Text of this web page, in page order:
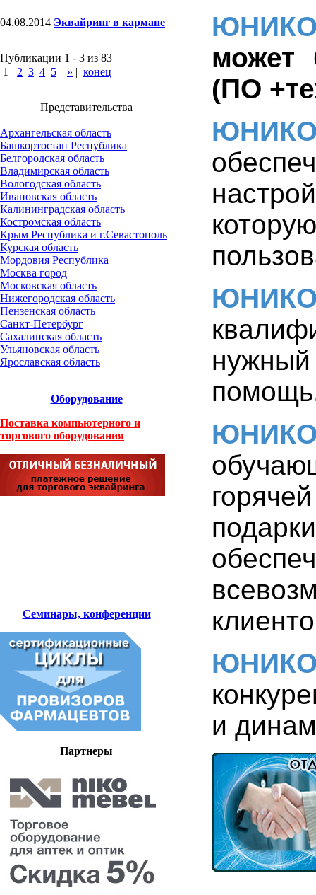
04.08.2014 Эквайринг в кармане
Публикации 1 - 3 из 83
1
2 3 4 5 | » | конец
Представительства
Архангельская область
Башкортостан Республика
Белгородская область
Владимирская область
Вологодская область
Ивановская область
Калининградская область
Костромская область
Крым Республика и г.Севастополь
Курская область
Мордовия Республика
Москва город
Московская область
Нижегородская область
Пензенская область
Санкт-Петербург
Сахалинская область
Ульяновская область
Ярославская область
Оборудование
Поставка компьютерного и
торгового оборудования
Семинары, конференции
Партнеры
может
(ПО
и